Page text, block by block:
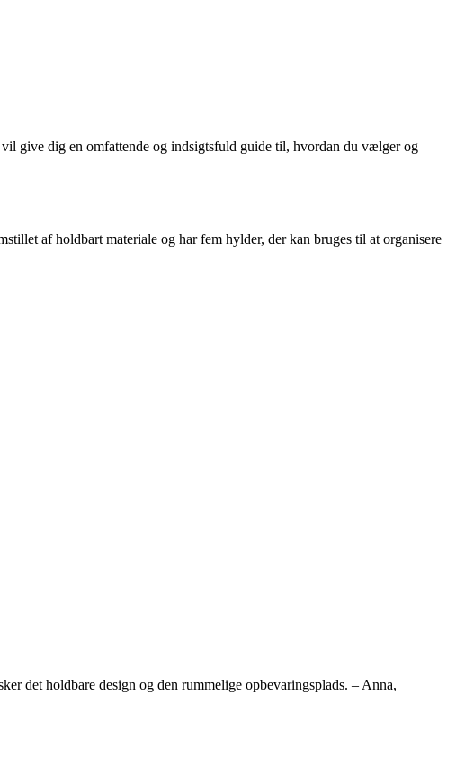
give dig en omfattende og indsigtsfuld guide til, hvordan du vælger og
af holdbart materiale og har fem hylder, der kan bruges til at organisere
det holdbare design og den rummelige opbevaringsplads. – Anna,